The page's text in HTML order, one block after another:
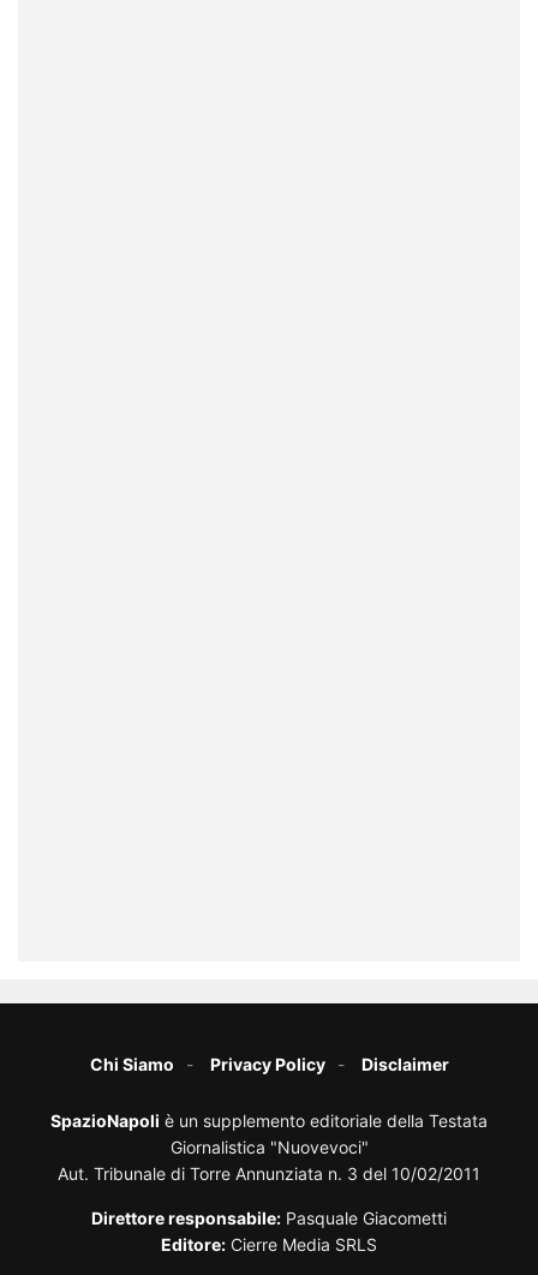
Chi Siamo Privacy Policy Disclaimer
SpazioNapoli è un supplemento editoriale della Testata
Giornalistica "Nuovevoci"
Aut. Tribunale di Torre Annunziata n. 3 del 10/02/2011
Direttore responsabile: Pasquale Giacometti
Editore: Cierre Media SRLS